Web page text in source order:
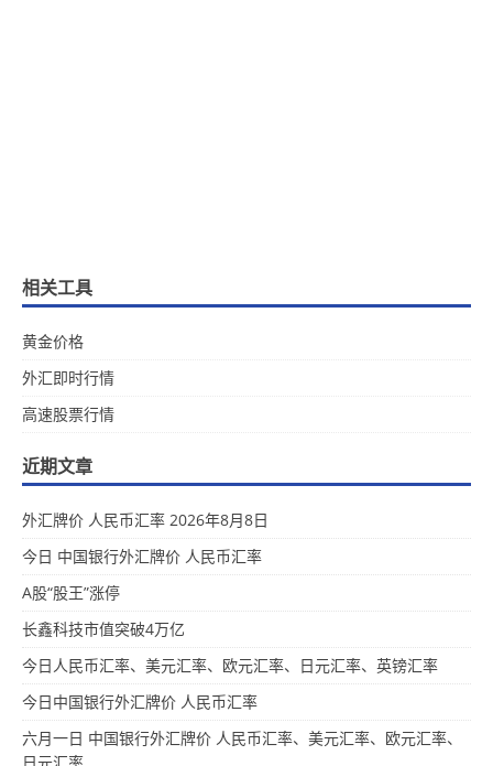
相关工具
黄金价格
外汇即时行情
高速股票行情
近期文章
外汇牌价 人民币汇率 2026年8月8日
今日 中国银行外汇牌价 人民币汇率
A股“股王”涨停
长鑫科技市值突破4万亿
今日人民币汇率、美元汇率、欧元汇率、日元汇率、英镑汇率
今日中国银行外汇牌价 人民币汇率
六月一日 中国银行外汇牌价 人民币汇率、美元汇率、欧元汇率、